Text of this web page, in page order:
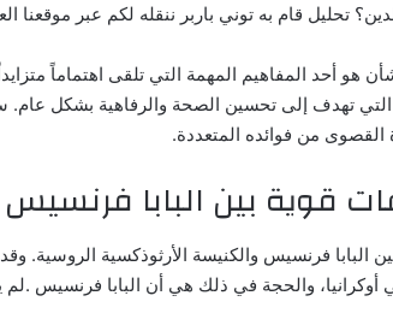
تحليل قام به توني باربر ننقله لكم عبر موقعنا
هو أحد المفاهيم المهمة التي تلقى اهتماماً
تهدف إلى تحسين الصحة والرفاهية بشكل
القصوى من فوائده المتعددة.
قوية بين البابا
البابا فرنسيس والكنيسة الأرثوذكسية الروسية.
والحجة في ذلك هي أن البابا فرنسيس .لم